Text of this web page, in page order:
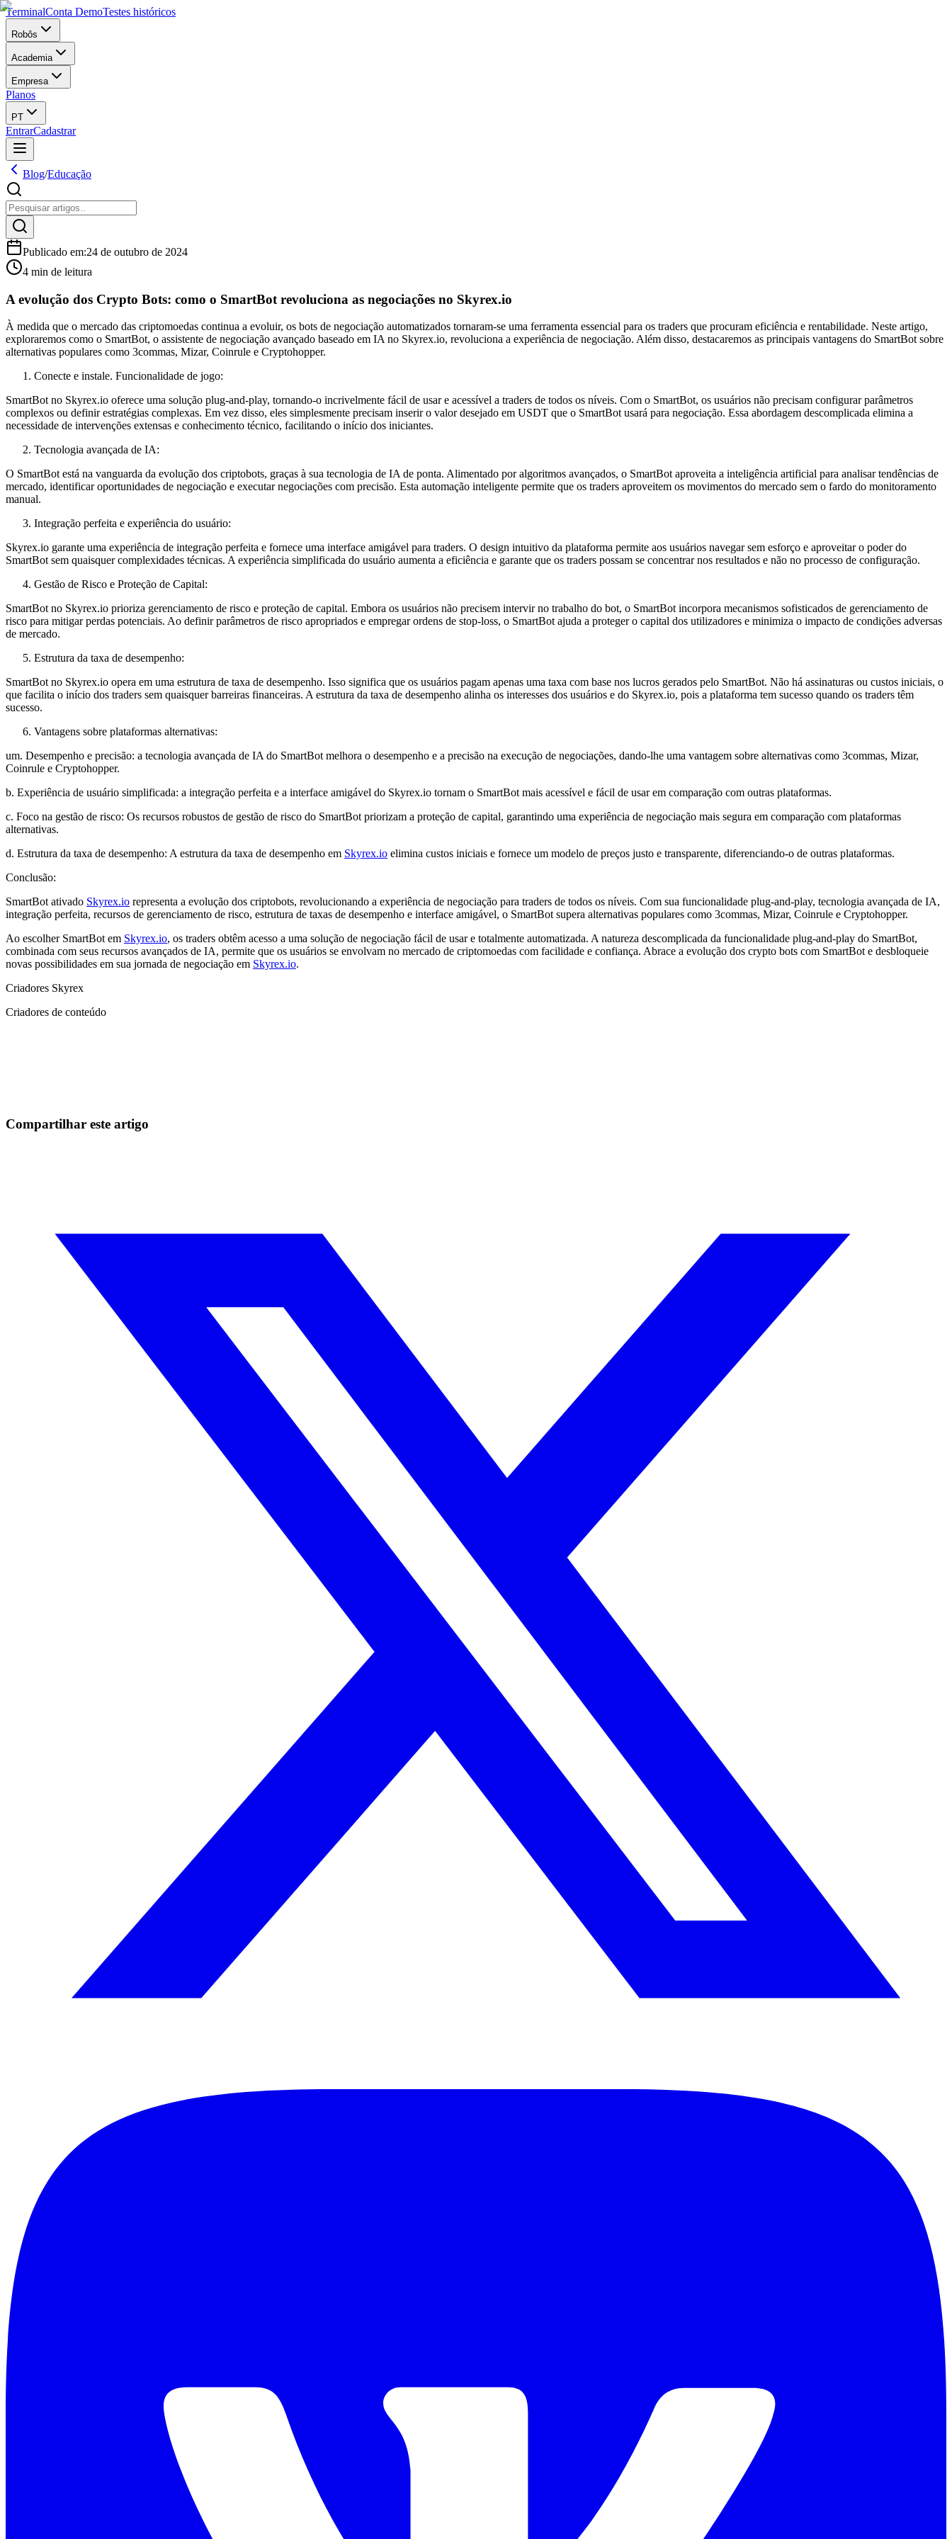
TerminalConta DemoTestes históricos
Robôs
Academia
Empresa
Planos
PT
EntrarCadastrar
Blog/Educação
Publicado em:24 de outubro de 2024
4 min de leitura
A evolução dos Crypto Bots: como o SmartBot revoluciona as negociações no Skyrex.io
À medida que o mercado das criptomoedas continua a evoluir, os bots de negociação automatizados tornaram-se uma ferramenta essencial para os traders que procuram eficiência e rentabilidade. Neste artigo,
exploraremos como o SmartBot, o assistente de negociação avançado baseado em IA no Skyrex.io, revoluciona a experiência de negociação. Além disso, destacaremos as principais vantagens do SmartBot sobre
alternativas populares como 3commas, Mizar, Coinrule e Cryptohopper.
Conecte e instale. Funcionalidade de jogo:
SmartBot no Skyrex.io oferece uma solução plug-and-play, tornando-o incrivelmente fácil de usar e acessível a traders de todos os níveis. Com o SmartBot, os usuários não precisam configurar parâmetros
complexos ou definir estratégias complexas. Em vez disso, eles simplesmente precisam inserir o valor desejado em USDT que o SmartBot usará para negociação. Essa abordagem descomplicada elimina a
necessidade de intervenções extensas e conhecimento técnico, facilitando o início dos iniciantes.
Tecnologia avançada de IA:
O SmartBot está na vanguarda da evolução dos criptobots, graças à sua tecnologia de IA de ponta. Alimentado por algoritmos avançados, o SmartBot aproveita a inteligência artificial para analisar tendências de
mercado, identificar oportunidades de negociação e executar negociações com precisão. Esta automação inteligente permite que os traders aproveitem os movimentos do mercado sem o fardo do monitoramento
manual.
Integração perfeita e experiência do usuário:
Skyrex.io garante uma experiência de integração perfeita e fornece uma interface amigável para traders. O design intuitivo da plataforma permite aos usuários navegar sem esforço e aproveitar o poder do
SmartBot sem quaisquer complexidades técnicas. A experiência simplificada do usuário aumenta a eficiência e garante que os traders possam se concentrar nos resultados e não no processo de configuração.
Gestão de Risco e Proteção de Capital:
SmartBot no Skyrex.io prioriza gerenciamento de risco e proteção de capital. Embora os usuários não precisem intervir no trabalho do bot, o SmartBot incorpora mecanismos sofisticados de gerenciamento de
risco para mitigar perdas potenciais. Ao definir parâmetros de risco apropriados e empregar ordens de stop-loss, o SmartBot ajuda a proteger o capital dos utilizadores e minimiza o impacto de condições adversas
de mercado.
Estrutura da taxa de desempenho:
SmartBot no Skyrex.io opera em uma estrutura de taxa de desempenho. Isso significa que os usuários pagam apenas uma taxa com base nos lucros gerados pelo SmartBot. Não há assinaturas ou custos iniciais, o
que facilita o início dos traders sem quaisquer barreiras financeiras. A estrutura da taxa de desempenho alinha os interesses dos usuários e do Skyrex.io, pois a plataforma tem sucesso quando os traders têm
sucesso.
Vantagens sobre plataformas alternativas:
um. Desempenho e precisão: a tecnologia avançada de IA do SmartBot melhora o desempenho e a precisão na execução de negociações, dando-lhe uma vantagem sobre alternativas como 3commas, Mizar,
Coinrule e Cryptohopper.
b. Experiência de usuário simplificada: a integração perfeita e a interface amigável do Skyrex.io tornam o SmartBot mais acessível e fácil de usar em comparação com outras plataformas.
c. Foco na gestão de risco: Os recursos robustos de gestão de risco do SmartBot priorizam a proteção de capital, garantindo uma experiência de negociação mais segura em comparação com plataformas
alternativas.
d. Estrutura da taxa de desempenho: A estrutura da taxa de desempenho em Skyrex.io elimina custos iniciais e fornece um modelo de preços justo e transparente, diferenciando-o de outras plataformas.
Conclusão:
SmartBot ativado Skyrex.io representa a evolução dos criptobots, revolucionando a experiência de negociação para traders de todos os níveis. Com sua funcionalidade plug-and-play, tecnologia avançada de IA,
integração perfeita, recursos de gerenciamento de risco, estrutura de taxas de desempenho e interface amigável, o SmartBot supera alternativas populares como 3commas, Mizar, Coinrule e Cryptohopper.
Ao escolher SmartBot em Skyrex.io, os traders obtêm acesso a uma solução de negociação fácil de usar e totalmente automatizada. A natureza descomplicada da funcionalidade plug-and-play do SmartBot,
combinada com seus recursos avançados de IA, permite que os usuários se envolvam no mercado de criptomoedas com facilidade e confiança. Abrace a evolução dos crypto bots com SmartBot e desbloqueie
novas possibilidades em sua jornada de negociação em Skyrex.io.
Criadores Skyrex
Criadores de conteúdo
Compartilhar este artigo